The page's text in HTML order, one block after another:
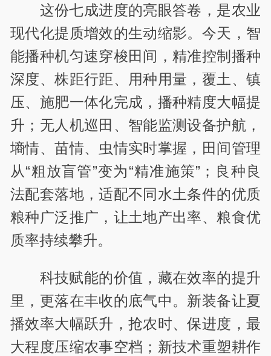
这份七成进度的亮眼答卷，是农业
现代化提质增效的生动缩影。今天，智
能播种机匀速穿梭田间，精准控制播种
深度、株距行距、用种用量，覆土、镇
压、施肥一体化完成，播种精度大幅提
升；无人机巡田、智能监测设备护航，
墒情、苗情、虫情实时掌握，田间管理
从“粗放盲管”变为“精准施策”；良种良
法配套落地，适配不同水土条件的优质
粮种广泛推广，让土地产出率、粮食优
质率持续攀升。
科技赋能的价值，藏在效率的提升
里，更落在丰收的底气中。新装备让夏
播效率大幅跃升，抢农时、保进度，最
大程度压缩农事空档；新技术重塑耕作